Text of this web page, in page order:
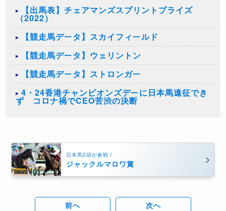
【出馬表】チェアマンズスプリントプライズ
（2022）
【競走馬データ】スカイフィールド
【競走馬データ】ウェリントン
【競走馬データ】ストロンガー
4・24香港チャンピオンズデーに日本馬遠征でき
ず コロナ禍でCEO苦渋の決断
日本馬2頭が参戦！
ジャックルマロワ賞
前へ 次へ